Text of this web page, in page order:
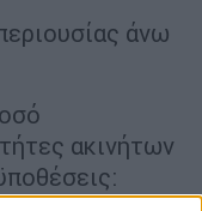
άνω
ακινήτων